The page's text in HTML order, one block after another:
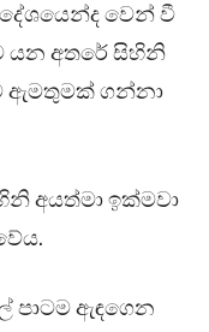
වෙන් වී
යන අතරේ සිහිනි
ඇමතුමක් ගන්නා
අයත්මා ඉක්මවා
පාටම ඇඳගෙන